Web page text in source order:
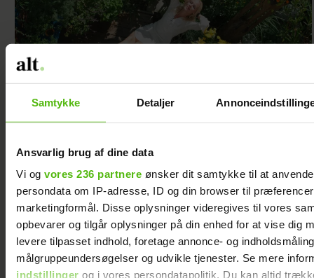
Samtykke Detaljer
Ansvarlig brug af dine data
Vi og vores 236 partnere ønsker dit samtykke til at
persondata om IP-adresse, ID og din browser til
marketingformål. Disse oplysninger videregives til vores
opbevarer og tilgår oplysninger på din enhed for at vise dig
levere tilpasset indhold, foretage annonce- og
målgruppeundersøgelser og udvikle tjenester. Se mere
indstillinger og i vores persondatapolitik. Du kan altid
Skab din drømmeoase med